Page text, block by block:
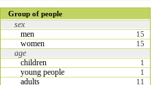
Group of people
sex
men
15
women 15
age
children
1
young people 1
adults 11